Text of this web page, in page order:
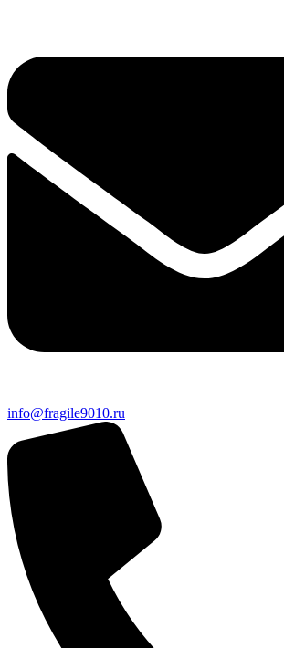
info@fragile9010.ru